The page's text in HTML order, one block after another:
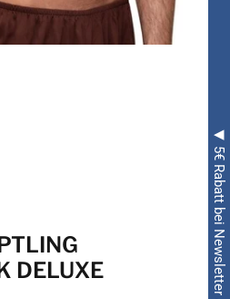
DELUXE